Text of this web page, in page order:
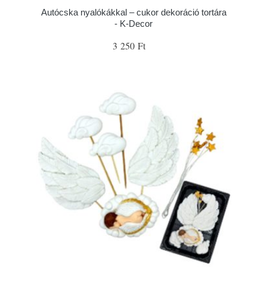
Autócska nyalókákkal – cukor dekoráció tortára
- K-Decor
3 250 Ft